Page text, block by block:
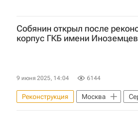
Собянин открыл после
корпус ГКБ имени
9 июня 2025, 14:04 6144
Реконструкция Москва